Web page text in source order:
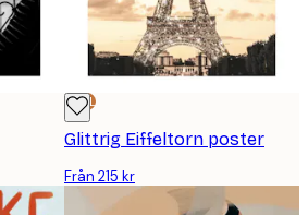
DEAL
Glittrig Eiffeltorn poster
Från 215 kr